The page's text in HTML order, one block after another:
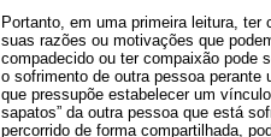
Portanto, em uma primeira leitura,
suas razões ou motivações que
compadecido ou ter compaixão pode
o sofrimento de outra pessoa
que pressupõe estabelecer um
sapatos” da outra pessoa que está
percorrido de forma compartilhada,